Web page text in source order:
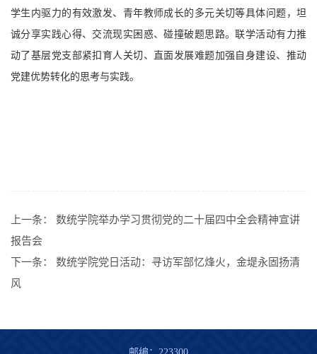
学生内驱力的有效激发、青年教师成长的多元关切等具体问题，坦
诚分享实践心得、交流现实困惑、碰撞破题思路。联学活动有力推
动了基层党支部紧扣育人关切、直面发展难题加强自身建设、推动
党建优势转化的思考与实践。
上一条： 数统学院举办学习贯彻党的二十届四中全会精神宣讲
报告会
下一条： 数统学院党日活动：寻访军部忆烽火，金堤永固扬清
风